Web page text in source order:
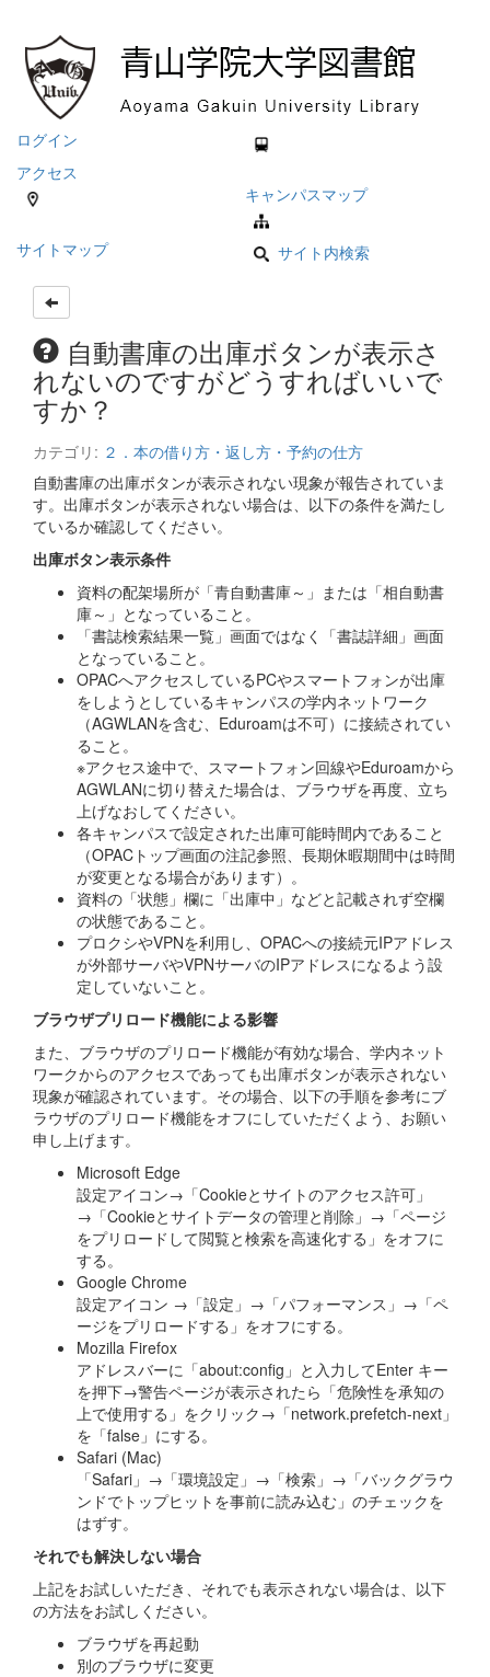
ログイン
アクセス
キャンパスマップ
サイトマップ サイト内検索
自動書庫の出庫ボタンが表示さ
れないのですがどうすればいいで
すか？
カテゴリ: ２．本の借り方・返し方・予約の仕方
自動書庫の出庫ボタンが表示されない現象が報告されていま
す。出庫ボタンが表示されない場合は、以下の条件を満たし
ているか確認してください。
出庫ボタン表示条件
資料の配架場所が「青自動書庫～」または「相自動書
庫～」となっていること。
「書誌検索結果一覧」画面ではなく「書誌詳細」画面
となっていること。
OPACへアクセスしているPCやスマートフォンが出庫
をしようとしているキャンパスの学内ネットワーク
（AGWLANを含む、Eduroamは不可）に接続されてい
ること。
※アクセス途中で、スマートフォン回線やEduroamから
AGWLANに切り替えた場合は、ブラウザを再度、立ち
上げなおしてください。
各キャンパスで設定された出庫可能時間内であること
（OPACトップ画面の注記参照、長期休暇期間中は時間
が変更となる場合があります）。
資料の「状態」欄に「出庫中」などと記載されず空欄
の状態であること。
プロクシやVPNを利用し、OPACへの接続元IPアドレス
が外部サーバやVPNサーバのIPアドレスになるよう設
定していないこと。
ブラウザプリロード機能による影響
また、ブラウザのプリロード機能が有効な場合、学内ネット
ワークからのアクセスであっても出庫ボタンが表示されない
現象が確認されています。その場合、以下の手順を参考にブ
ラウザのプリロード機能をオフにしていただくよう、お願い
申し上げます。
Microsoft Edge
設定アイコン→「Cookieとサイトのアクセス許可」
→「Cookieとサイトデータの管理と削除」→「ページ
をプリロードして閲覧と検索を高速化する」をオフに
する。
Google Chrome
設定アイコン →「設定」→「パフォーマンス」→「ペ
ージをプリロードする」をオフにする。
Mozilla Firefox
アドレスバーに「about:config」と入力してEnter キー
を押下→警告ページが表示されたら「危険性を承知の
上で使用する」をクリック→「network.prefetch-next」
を「false」にする。
Safari (Mac)
「Safari」→「環境設定」→「検索」→「バックグラウ
ンドでトップヒットを事前に読み込む」のチェックを
はずす。
それでも解決しない場合
上記をお試しいただき、それでも表示されない場合は、以下
の方法をお試しください。
ブラウザを再起動
別のブラウザに変更